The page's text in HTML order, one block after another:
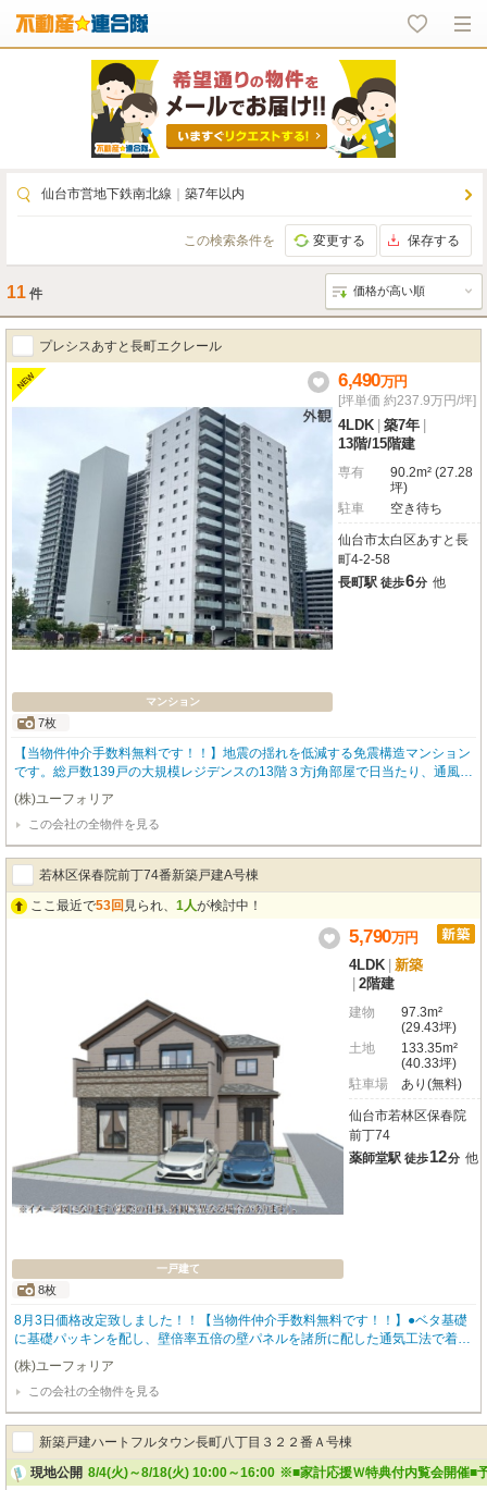
仙台市営地下鉄南北線 築7年以内
この検索条件を 変更する 保存する
11 件
プレシスあすと長町エクレール
NEW
マンション
7枚
6,490万円
[坪単価 約237.9万円/坪]
4LDK 築7年
13階/15階建
専有
90.2m² (27.28
坪)
駐車
空き待ち
仙台市太白区あすと長
町4-2-58
長町駅 徒歩6分 他
【当物件仲介手数料無料です！！】地震の揺れを低減する免震構造マンション
です。総戸数139戸の大規模レジデンスの13階３方j角部屋で日当たり、通風、
眺望良好です！！
(株)ユーフォリア
この会社の全物件を見る
若林区保春院前丁74番新築戸建A号棟
ここ最近で53回 見られ、 1人が検討中！
一戸建て
8枚
5,790万円
4LDK 新築
2階建
建物
97.3m²
(29.43坪)
土地
133.35m²
(40.33坪)
駐車場
あり(無料)
仙台市若林区保春院
前丁74
薬師堂駅 徒歩12分 他
8月3日価格改定致しました！！【当物件仲介手数料無料です！！】●ベタ基礎
に基礎パッキンを配し、壁倍率五倍の壁パネルを諸所に配した通気工法で着工
あら完成まで第三者機関による計四回の検査を通過した物件のみ引き渡してい
る為地震に強い家です。●設計住宅性能評価書あり、建設住宅性能評価書あ
り、長期優良住宅（耐震、省エネ性等高い）、フラット35適合証明書あり。
(株)ユーフォリア
この会社の全物件を見る
新築戸建ハートフルタウン長町八丁目３２２番Ａ号棟
現地公開 8/4(火)～8/18(火) 10:00～16:00 ※■家計応援Ｗ特典付内覧会開催■